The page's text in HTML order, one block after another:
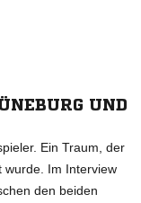
UND
Ein Traum, der
wurde. Im Interview
den beiden